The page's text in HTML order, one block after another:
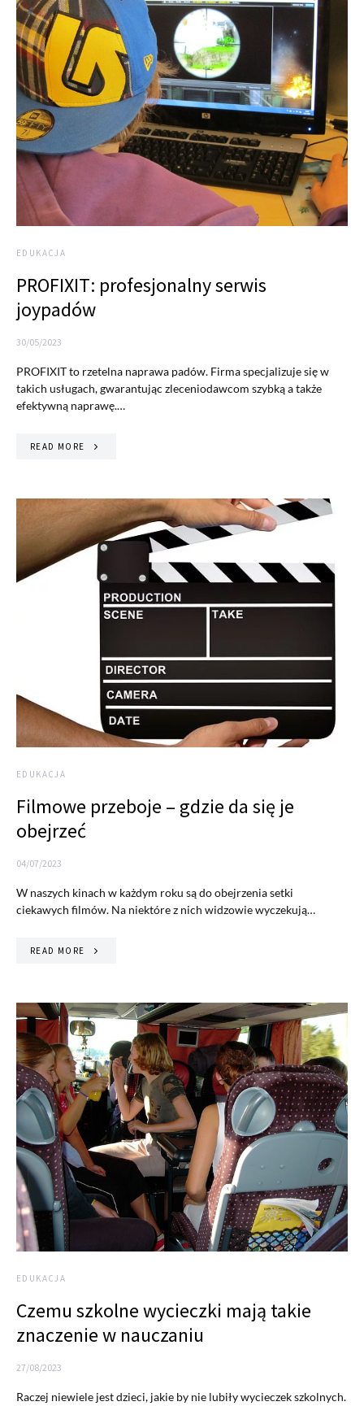
EDUKACJA
PROFIXIT: profesjonalny serwis
joypadów
30/05/2023
PROFIXIT to rzetelna naprawa padów. Firma specjalizuje się w
takich usługach, gwarantując zleceniodawcom szybką a także
efektywną naprawę.…
READ MORE
EDUKACJA
Filmowe przeboje – gdzie da się je
obejrzeć
04/07/2023
W naszych kinach w każdym roku są do obejrzenia setki
ciekawych filmów. Na niektóre z nich widzowie wyczekują…
READ MORE
EDUKACJA
Czemu szkolne wycieczki mają takie
znaczenie w nauczaniu
27/08/2023
Raczej niewiele jest dzieci, jakie by nie lubiły wycieczek szkolnych.